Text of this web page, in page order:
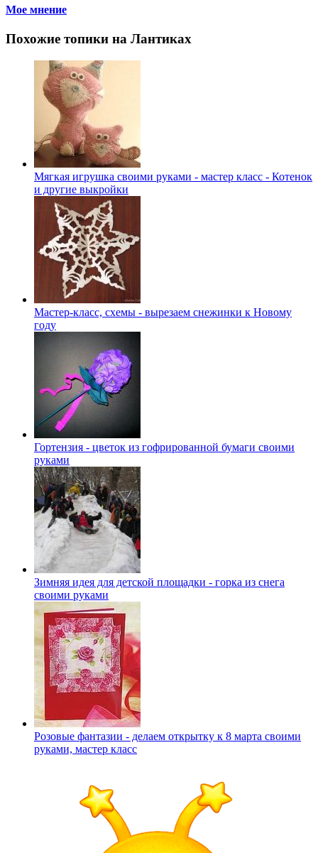
Мое мнение
Похожие топики на Лантиках
Мягкая игрушка своими руками - мастер класс - Котенок
и другие выкройки
Мастер-класс, схемы - вырезаем снежинки к Новому
году
Гортензия - цветок из гофрированной бумаги своими
руками
Зимняя идея для детской площадки - горка из снега
своими руками
Розовые фантазии - делаем открытку к 8 марта своими
руками, мастер класс